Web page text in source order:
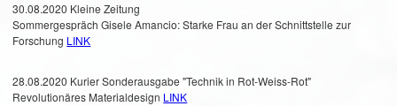
30.08.2020 Kleine Zeitung
Sommergespräch Gisele Amancio: Starke Frau an der Schnittstelle zur
Forschung LINK
28.08.2020 Kurier Sonderausgabe "Technik in Rot-Weiss-Rot"
Revolutionäres Materialdesign LINK